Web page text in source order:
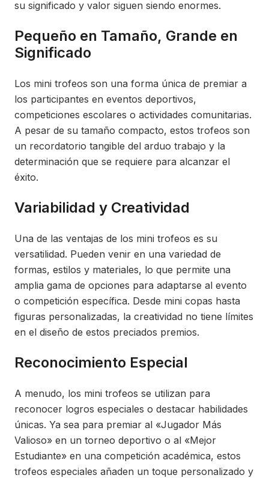
su significado y valor siguen siendo enormes.
Pequeño en Tamaño, Grande en
Significado
Los mini trofeos son una forma única de premiar a
los participantes en eventos deportivos,
competiciones escolares o actividades comunitarias.
A pesar de su tamaño compacto, estos trofeos son
un recordatorio tangible del arduo trabajo y la
determinación que se requiere para alcanzar el
éxito.
Variabilidad y Creatividad
Una de las ventajas de los mini trofeos es su
versatilidad. Pueden venir en una variedad de
formas, estilos y materiales, lo que permite una
amplia gama de opciones para adaptarse al evento
o competición específica. Desde mini copas hasta
figuras personalizadas, la creatividad no tiene límites
en el diseño de estos preciados premios.
Reconocimiento Especial
A menudo, los mini trofeos se utilizan para
reconocer logros especiales o destacar habilidades
únicas. Ya sea para premiar al «Jugador Más
Valioso» en un torneo deportivo o al «Mejor
Estudiante» en una competición académica, estos
trofeos especiales añaden un toque personalizado y